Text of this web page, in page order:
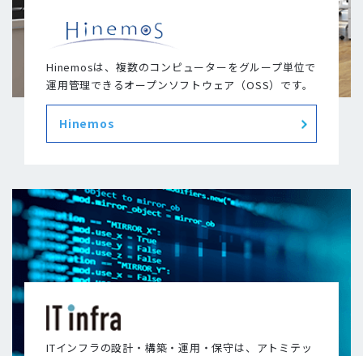
Hinemosは、複数のコンピューターをグループ単位で
運用管理できるオープンソフトウェア（OSS）です。
Hinemos
ITインフラの設計・構築・運用・保守は、アトミテッ